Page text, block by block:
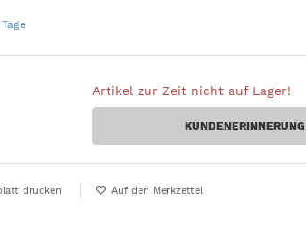
Artikel zur Zeit nicht auf Lager!
KUNDENERINNERUNG
drucken